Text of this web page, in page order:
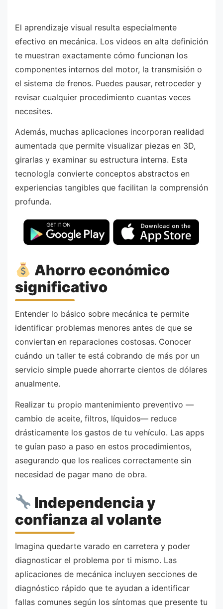
El aprendizaje visual resulta especialmente
efectivo en mecánica. Los videos en alta definición
te muestran exactamente cómo funcionan los
componentes internos del motor, la transmisión o
el sistema de frenos. Puedes pausar, retroceder y
revisar cualquier procedimiento cuantas veces
necesites.
Además, muchas aplicaciones incorporan realidad
aumentada que permite visualizar piezas en 3D,
girarlas y examinar su estructura interna. Esta
tecnología convierte conceptos abstractos en
experiencias tangibles que facilitan la comprensión
profunda.
Ahorro económico
significativo
Entender lo básico sobre mecánica te permite
identificar problemas menores antes de que se
conviertan en reparaciones costosas. Conocer
cuándo un taller te está cobrando de más por un
servicio simple puede ahorrarte cientos de dólares
anualmente.
Realizar tu propio mantenimiento preventivo —
cambio de aceite, filtros, líquidos— reduce
drásticamente los gastos de tu vehículo. Las apps
te guían paso a paso en estos procedimientos,
asegurando que los realices correctamente sin
necesidad de pagar mano de obra.
Independencia y
confianza al volante
Imagina quedarte varado en carretera y poder
diagnosticar el problema por ti mismo. Las
aplicaciones de mecánica incluyen secciones de
diagnóstico rápido que te ayudan a identificar
fallas comunes según los síntomas que presente tu